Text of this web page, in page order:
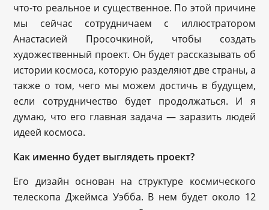
что-то реальное и существенное. По этой причине
мы сейчас сотрудничаем с иллюстратором
Анастасией Просочкиной, чтобы создать
художественный проект. Он будет рассказывать об
истории космоса, которую разделяют две страны, а
также о том, чего мы можем достичь в будущем,
если сотрудничество будет продолжаться. И я
думаю, что его главная задача — заразить людей
идеей космоса.
Как именно будет выглядеть проект?
Его дизайн основан на структуре космического
телескопа Джеймса Уэбба. В нем будет около 12